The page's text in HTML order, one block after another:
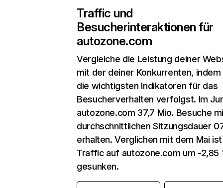
Traffic und
Besucherinteraktionen für
autozone.com
Vergleiche die Leistung deiner
mit der deiner Konkurrenten, indem
die wichtigsten Indikatoren für das
Besucherverhalten verfolgst. Im
autozone.com 37,7 Mio. Besuche
durchschnittlichen Sitzungsdauer
erhalten. Verglichen mit dem Mai
Traffic auf autozone.com um -2,85
gesunken.